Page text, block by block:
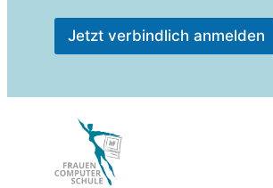
Jetzt verbindlich anmelden